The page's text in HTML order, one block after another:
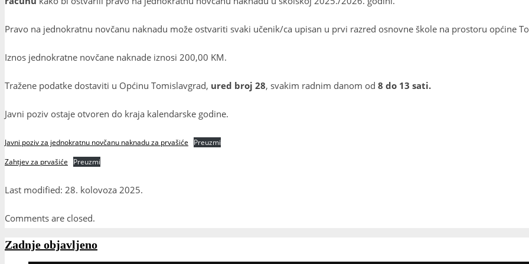
Pravo na jednokratnu novčanu naknadu može ostvariti svaki učenik/ca upisan u prvi razred osnovne škole na prostoru općine
Iznos jednokratne novčane naknade iznosi 200,00 KM.
Tražene podatke dostaviti u Općinu Tomislavgrad, ured broj 28, svakim radnim danom od 8 do 13 sati.
Javni poziv ostaje otvoren do kraja kalendarske godine.
Javni poziv za jednokratnu novčanu naknadu za prvašiće
Preuzmi
Zahtjev za prvašiće
Preuzmi
Last modified: 28. kolovoza 2025.
Comments are closed.
Zadnje objavljeno